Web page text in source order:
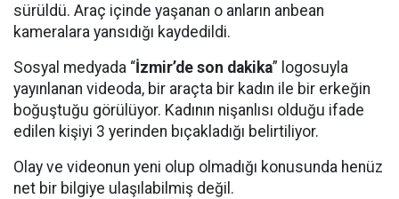
sürüldü. Araç içinde yaşanan o anların anbean
kameralara yansıdığı kaydedildi.
Sosyal medyada “İzmir’de son dakika” logosuyla
yayınlanan videoda, bir araçta bir kadın ile bir erkeğin
boğuştuğu görülüyor. Kadının nişanlısı olduğu ifade
edilen kişiyi 3 yerinden bıçakladığı belirtiliyor.
Olay ve videonun yeni olup olmadığı konusunda henüz
net bir bilgiye ulaşılabilmiş değil.